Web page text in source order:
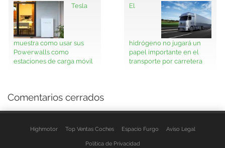
Tesla
muestra como usar sus
Powerwalls como
estaciones de carga móvil
El
hidrógeno no jugará un
papel importante en el
transporte por carretera
Comentarios cerrados
Highmotor Top Ventas Coches Espacio Furgo Aviso Legal
Política de Privacidad